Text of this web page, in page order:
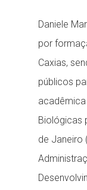
Daniele
por
Caxias,
públicos
acadêmica
Biológicas
de Janeiro